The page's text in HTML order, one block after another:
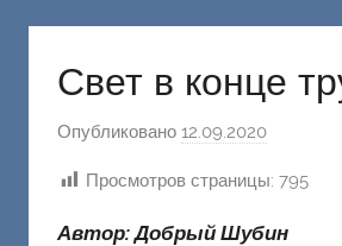
Донецкий
Свет в конце
Опубликовано 12.09.2020
т
о
Просмотров страницы: 795
Автор: Добрый Шубин